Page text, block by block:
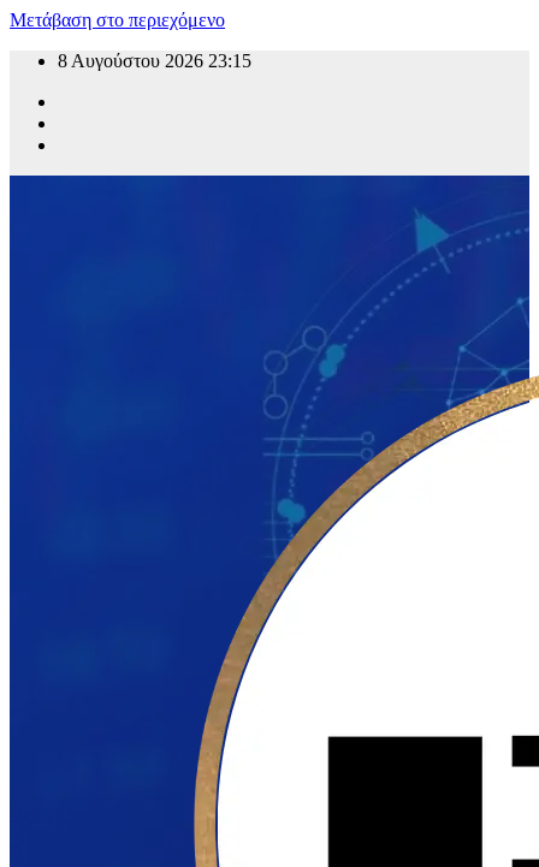
Μετάβαση στο περιεχόμενο
8 Αυγούστου 2026 23:15